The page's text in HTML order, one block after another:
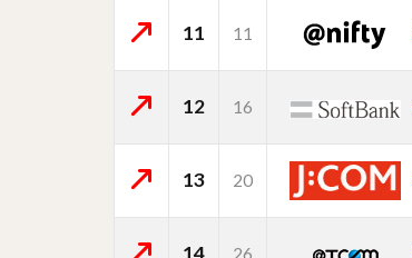
11 11
12 16
13 20
26